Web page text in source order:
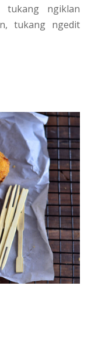
tukang ngiklan
tukang ngedit